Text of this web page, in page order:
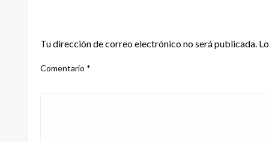
Tu dirección de correo electrónico no será publicada.
Comentario *